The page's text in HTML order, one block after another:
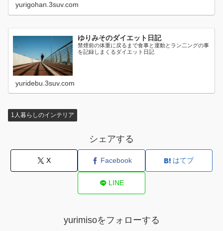
yurigohan.3suv.com
ゆりみそのダイエット日記
禁煙前の体重に戻るまで食事と運動とラン二ングの事
を記録しまくるダイエット日記
yuridebu.3suv.com
1人暮らしのインテリア
シェアする
X Facebook はてブ
LINE
yurimisoをフォローする